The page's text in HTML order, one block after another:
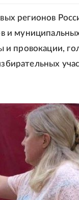
регионов
и
и провокации,